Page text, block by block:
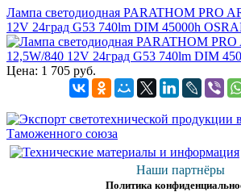
Лампа светодиодная PARATHOM PRO
12V 24град G53 740lm DIM 45000h
Цена: 1 705 руб.
Наши партнёры
Политика